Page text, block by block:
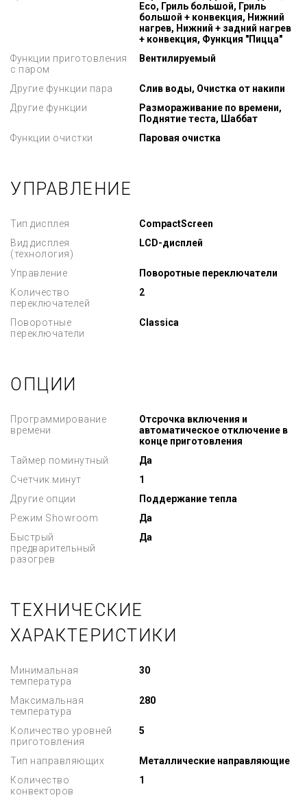
Eco, Гриль большой, Гриль
большой + конвекция, Нижний
нагрев, Нижний + задний нагрев
+ конвекция, Функция "Пицца"
Функции приготовления
с паром
Вентилируемый
Другие функции пара
Слив воды, Очистка от накипи
Другие функции
Размораживание по времени,
Поднятие теста, Шаббат
Функции очистки
Паровая очистка
УПРАВЛЕНИЕ
Тип дисплея
CompactScreen
Вид дисплея
(технология)
LCD-дисплей
Управление
Поворотные переключатели
Количество
переключателей
2
Поворотные
переключатели
Classica
ОПЦИИ
Программирование
времени
Отсрочка включения и
автоматическое отключение в
конце приготовления
Таймер поминутный
Да
Счетчик минут
1
Другие опции
Поддержание тепла
Режим Showroom
Да
Быстрый
предварительный
разогрев
Да
ТЕХНИЧЕСКИЕ
ХАРАКТЕРИСТИКИ
Минимальная
температура
30
Максимальная
температура
280
Количество уровней
приготовления
5
Тип направляющих
Металлические направляющие
Количество
конвекторов
1